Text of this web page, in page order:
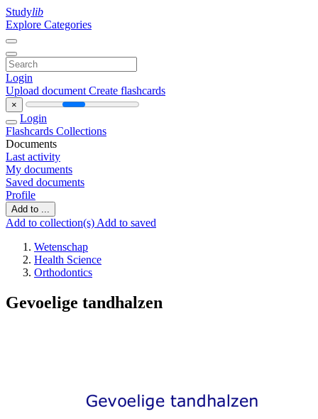
Studylib
Explore Categories
Login
Upload document Create flashcards
×
Login
Flashcards Collections
Documents
Last activity
My documents
Saved documents
Profile
Add to ...
Add to collection(s) Add to saved
Wetenschap
Health Science
Orthodontics
Gevoelige tandhalzen